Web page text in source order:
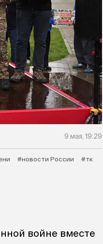
9 мая, 19:29
#новости России #тк
войне вместе